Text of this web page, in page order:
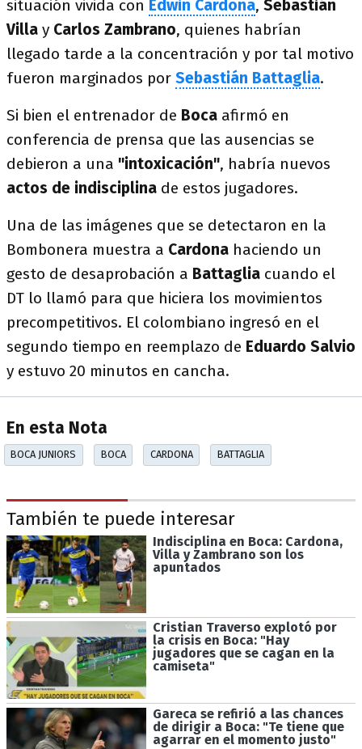
situación vivida con Edwin Cardona, Sebastián
Villa y Carlos Zambrano, quienes habrían
llegado tarde a la concentración y por tal motivo
fueron marginados por Sebastián Battaglia.
Si bien el entrenador de Boca afirmó en
conferencia de prensa que las ausencias se
debieron a una "intoxicación", habría nuevos
actos de indisciplina de estos jugadores.
Una de las imágenes que se detectaron en la
Bombonera muestra a Cardona haciendo un
gesto de desaprobación a Battaglia cuando el
DT lo llamó para que hiciera los movimientos
precompetitivos. El colombiano ingresó en el
segundo tiempo en reemplazo de Eduardo Salvio
y estuvo 20 minutos en cancha.
En esta Nota
BOCA JUNIORS BOCA CARDONA BATTAGLIA
También te puede interesar
Indisciplina en Boca: Cardona,
Villa y Zambrano son los
apuntados
Cristian Traverso explotó por
la crisis en Boca: "Hay
jugadores que se cagan en la
camiseta"
Gareca se refirió a las chances
de dirigir a Boca: "Te tiene que
agarrar en el momento justo"